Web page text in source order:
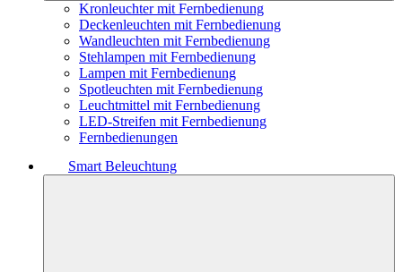
Kronleuchter mit Fernbedienung
Deckenleuchten mit Fernbedienung
Wandleuchten mit Fernbedienung
Stehlampen mit Fernbedienung
Lampen mit Fernbedienung
Spotleuchten mit Fernbedienung
Leuchtmittel mit Fernbedienung
LED-Streifen mit Fernbedienung
Fernbedienungen
Smart Beleuchtung